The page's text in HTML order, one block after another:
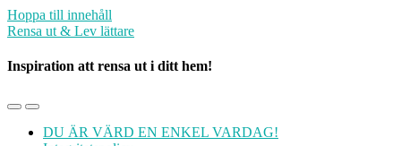
Hoppa till innehåll
Rensa ut & Lev lättare
Inspiration att rensa ut i ditt hem!
Slå
mobilmenyn
Slå
på/av
sökfältet
DU ÄR VÄRD EN ENKEL VARDAG!